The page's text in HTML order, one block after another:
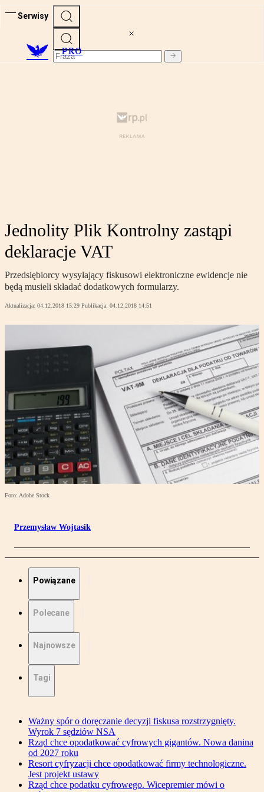
Serwisy
PRO
Jednolity Plik Kontrolny zastąpi
deklaracje VAT
Przedsiębiorcy wysyłający fiskusowi elektroniczne ewidencje nie
będą musieli składać dodatkowych formularzy.
Aktualizacja: 04.12.2018 15:29 Publikacja: 04.12.2018 14:51
Foto: Adobe Stock
Przemysław Wojtasik
Powiązane
Polecane
Najnowsze
Tagi
Ważny spór o doręczanie decyzji fiskusa rozstrzygnięty.
Wyrok 7 sędziów NSA
Rząd chce opodatkować cyfrowych gigantów. Nowa danina
od 2027 roku
Resort cyfryzacji chce opodatkować firmy technologiczne.
Jest projekt ustawy
Rząd chce podatku cyfrowego. Wicepremier mówi o